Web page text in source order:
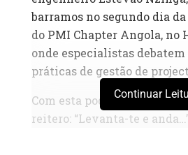
barramos no segundo dia
do PMI Chapter Angola, no
onde especialistas
práticas de gestão de
Com esta poderosa e
reitero: “Levanta-te e
Continuar